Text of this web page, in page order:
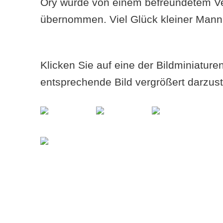
übernommen. Viel Glück kleiner
Klicken Sie auf eine der
entsprechende Bild vergrößert